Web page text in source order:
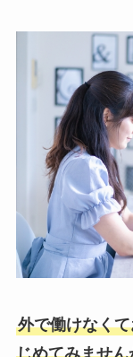
外で働けなく